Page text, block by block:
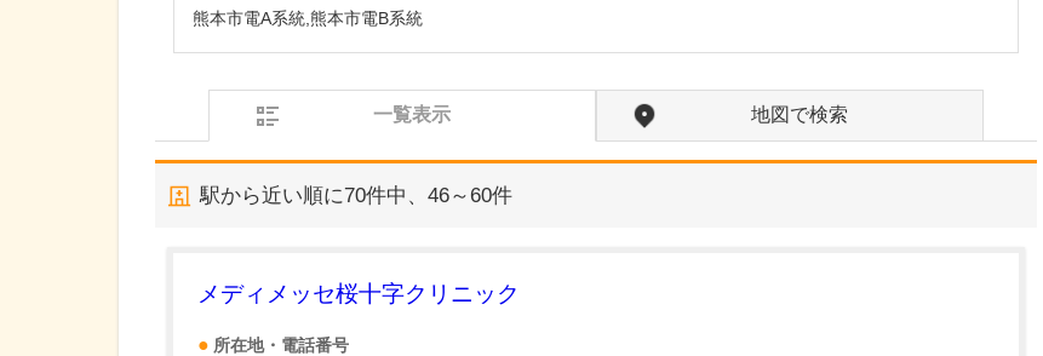
熊本市電A系統,熊本市電B系統
一覧表示 地図で検索
駅から近い順に70件中、 46～60件
メディメッセ桜十字クリニック
所在地・電話番号
内科、血液内科、消化器
に対応しています。患者
さんは糖尿病、高血圧な